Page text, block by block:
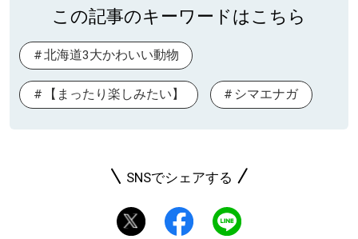
この記事のキーワードはこちら
北海道3大かわいい動物
【まったり楽しみたい】 シマエナガ
SNSでシェアする